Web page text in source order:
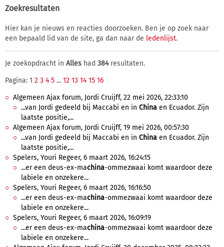
Zoekresultaten
Hier kan je nieuws en reacties doorzoeken. Ben je op zoek naar
een bepaald lid van de site, ga dan naar de ledenlijst.
Je zoekopdracht in Alles had 384resultaten.
Pagina: 1 2 3 4 5 ... 12 13 14 15 16
Algemeen Ajax forum, Jordi Cruijff, 22 mei 2026, 22:33:10
...van Jordi gedeeld bij Maccabi en in China en Ecuador. Zijn
laatste positie,...
Algemeen Ajax forum, Jordi Cruijff, 19 mei 2026, 00:57:30
...van Jordi gedeeld bij Maccabi en in China en Ecuador. Zijn
laatste positie,...
Spelers, Youri Regeer, 6 maart 2026, 16:24:15
...er een deus-ex-machina-ommezwaai komt waardoor deze
labiele en onzekere...
Spelers, Youri Regeer, 6 maart 2026, 16:16:50
...er een deus-ex-machina-ommezwaai komt waardoor deze
labiele en onzekere...
Spelers, Youri Regeer, 6 maart 2026, 16:09:19
...er een deus-ex-machina-ommezwaai komt waardoor deze
labiele en onzekere...